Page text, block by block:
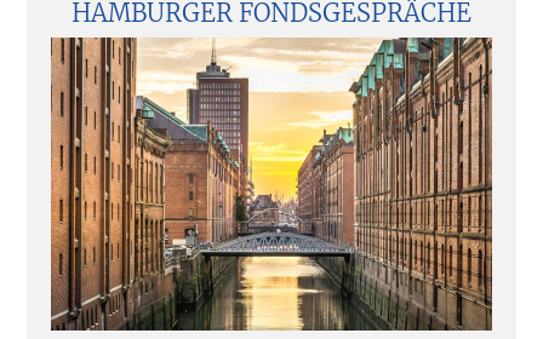
HAMBURGER FONDSGESPRÄCHE